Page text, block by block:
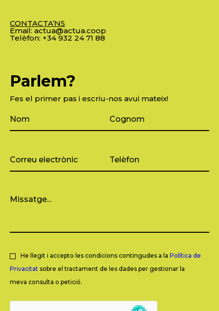
CONTACTA’NS
Email: actua@actua.coop
Telèfon: +34 932 24 71 88
Parlem?
Fes el primer pas i escriu-nos avui mateix!
He llegit i accepto les condicions contingudes a la Política de
Privacitat sobre el tractament de les dades per gestionar la
meva consulta o petició.